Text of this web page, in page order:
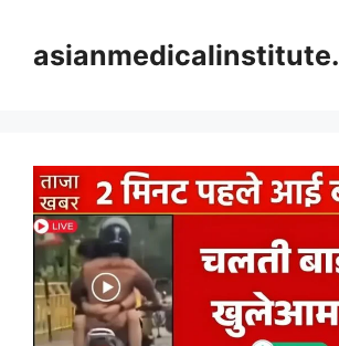
content